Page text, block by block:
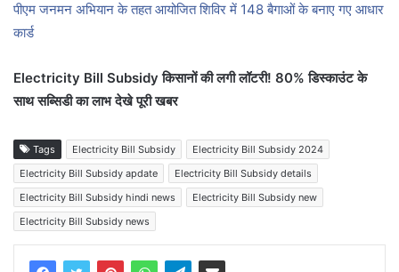
पीएम जनमन अभियान के तहत आयोजित शिविर में 148 बैगाओं के बनाए गए आधार
कार्ड
Electricity Bill Subsidy किसानों की लगी लॉटरी! 80% डिस्काउंट के
साथ सब्सिडी का लाभ देखे पूरी खबर
Tags Electricity Bill Subsidy
Electricity Bill Subsidy 2024
Electricity Bill Subsidy apdate
Electricity Bill Subsidy details
Electricity Bill Subsidy hindi news
Electricity Bill Subsidy new
Electricity Bill Subsidy news